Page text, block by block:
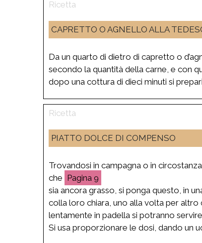
CAPRETTO O AGNELLO ALLA
Da un quarto di dietro di capretto o
secondo la quantità della carne, e con
dopo una cottura di dieci minuti si
PIATTO DOLCE DI COMPENSO
Trovandosi in campagna o in
che
9
sia ancora grasso, si ponga questo, in
colla loro chiara, uno alla volta per
lentamente in padella si potranno
Si usa proporzionare le dosi, dando un